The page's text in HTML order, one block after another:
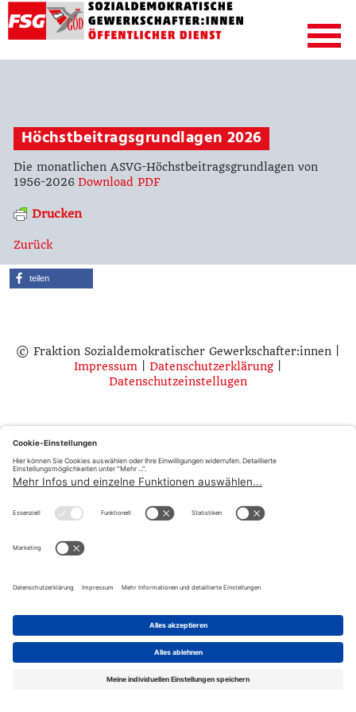
Höchstbeitragsgrundlagen 2026
Die monatlichen ASVG-Höchstbeitragsgrundlagen von
1956-2026 Download PDF
Drucken
Zurück
teilen
© Fraktion Sozialdemokratischer Gewerkschafter:innen |
Impressum |Datenschutzerklärung
Datenschutzeinstellugen